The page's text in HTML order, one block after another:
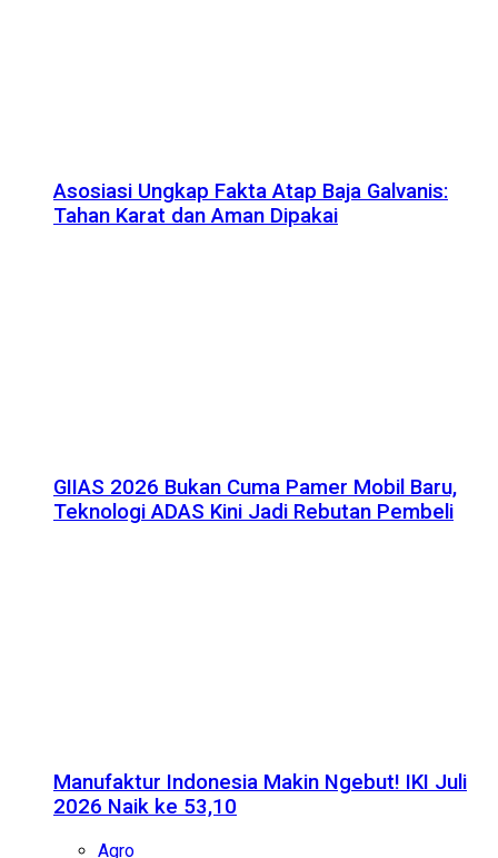
Asosiasi Ungkap Fakta Atap Baja Galvanis:
Tahan Karat dan Aman Dipakai
GIIAS 2026 Bukan Cuma Pamer Mobil Baru,
Teknologi ADAS Kini Jadi Rebutan Pembeli
Manufaktur Indonesia Makin Ngebut! IKI Juli
2026 Naik ke 53,10
Agro